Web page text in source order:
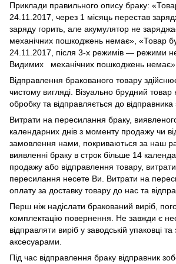
Приклади правильного опису браку:
24.11.2017, через 1 місяць перестав
заряду горить, але акумулятор не
механічних пошкоджень немає», «Товар
24.11.2017, після 3-х режимів — режими
Видимих механічних пошкоджень
Відправлення бракованого товару
чистому вигляді. Візуально брудний
обробку та відправляється до
Витрати на пересилання браку,
календарних днів з моменту продажу чи
замовлення нами, покриваються за наш
виявленні браку в строк більше 14
продажу або відправлення товару,
пересилання несете Ви. Витрати на
оплату за доставку товару до нас та
Перш ніж надіслати бракований виріб,
комплектацію повернення. Не завжди є
відправляти виріб у заводській упаковці та
аксесуарами.
Під час відправлення браку відправник